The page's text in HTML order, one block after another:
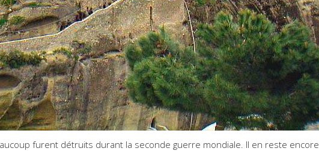
furent détruits durant la seconde guerre mondiale. Il en reste encore